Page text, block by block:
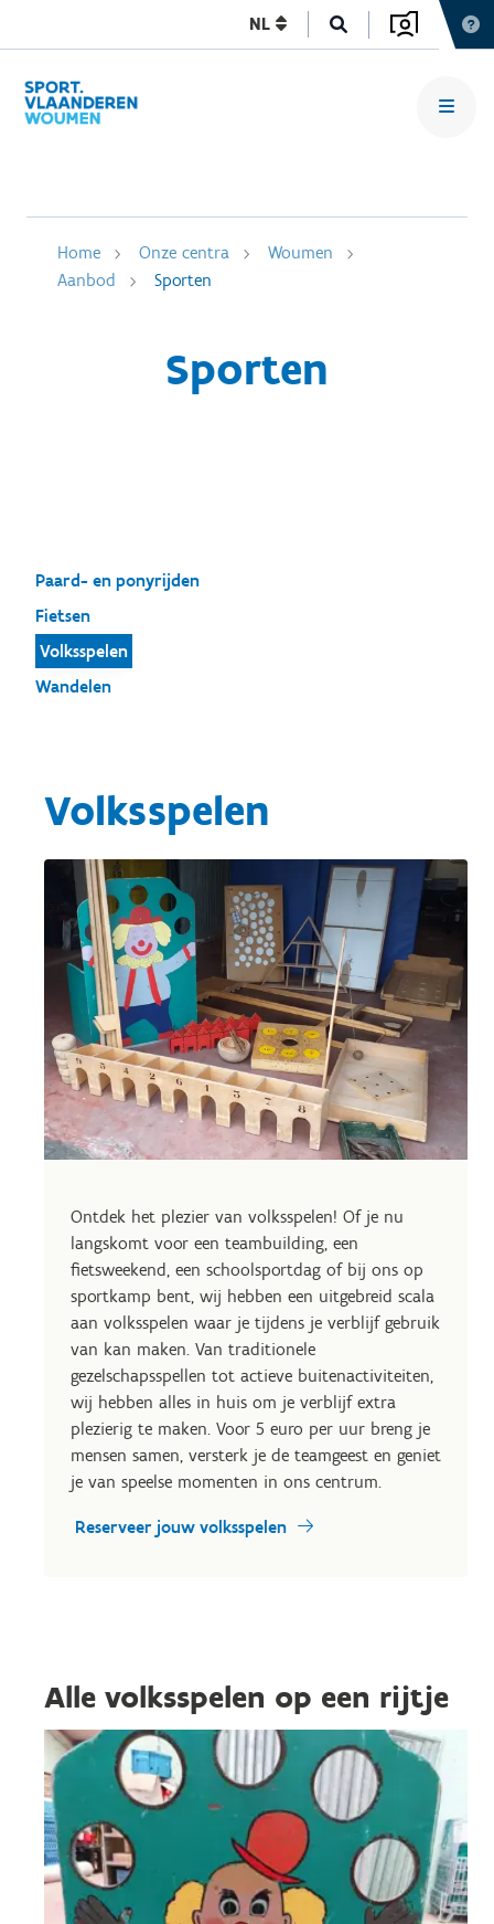
NL
Home Onze centra
Woumen
Aanbod
Sporten
Sporten
Paard- en ponyrijden
Fietsen
Volksspelen
Wandelen
Volksspelen
Ontdek het plezier van volksspelen! Of je nu
langskomt voor een teambuilding, een
fietsweekend, een schoolsportdag of bij ons op
sportkamp bent, wij hebben een uitgebreid scala
aan volksspelen waar je tijdens je verblijf gebruik
van kan maken. Van traditionele
gezelschapsspellen tot actieve buitenactiviteiten,
wij hebben alles in huis om je verblijf extra
plezierig te maken. Voor 5 euro per uur breng je
mensen samen, versterk je de teamgeest en geniet
je van speelse momenten in ons centrum.
Reserveer jouw volksspelen
Alle volksspelen op een rijtje